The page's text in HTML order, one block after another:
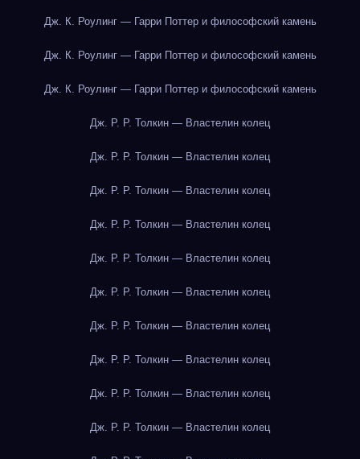
Дж. К. Роулинг — Гарри Поттер и философский камень
Дж. К. Роулинг — Гарри Поттер и философский камень
Дж. К. Роулинг — Гарри Поттер и философский камень
Дж. Р. Р. Толкин — Властелин колец
Дж. Р. Р. Толкин — Властелин колец
Дж. Р. Р. Толкин — Властелин колец
Дж. Р. Р. Толкин — Властелин колец
Дж. Р. Р. Толкин — Властелин колец
Дж. Р. Р. Толкин — Властелин колец
Дж. Р. Р. Толкин — Властелин колец
Дж. Р. Р. Толкин — Властелин колец
Дж. Р. Р. Толкин — Властелин колец
Дж. Р. Р. Толкин — Властелин колец